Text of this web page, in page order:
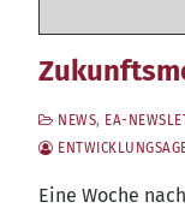
NEWS, EA-
Eine Woche